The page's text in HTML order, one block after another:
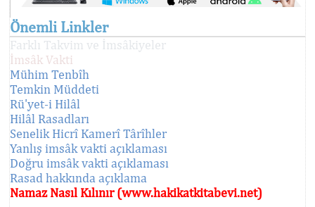
Önemli Linkler
Farklı Takvim ve İmsâkiyeler
İmsâk Vakti
Mühim Tenbîh
Temkin Müddeti
Rü'yet-i Hilâl
Hilâl Rasadları
Senelik Hicrî Kamerî Târîhler
Yanlış imsâk vakti açıklaması
Doğru imsâk vakti açıklaması
Rasad hakkında açıklama
Namaz Nasıl Kılınır (www.hakikatkitabevi.net)